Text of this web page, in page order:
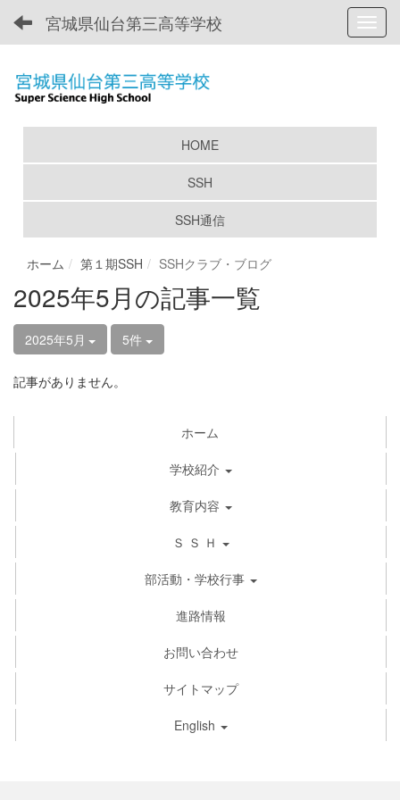
宮城県仙台第三高等学校
HOME
SSH
SSH通信
ホーム 第１期SSH SSHクラブ・ブログ
2025年5月の記事一覧
2025年5月 5件
記事がありません。
ホーム
学校紹介
教育内容
Ｓ Ｓ Ｈ
部活動・学校行事
進路情報
お問い合わせ
サイトマップ
English